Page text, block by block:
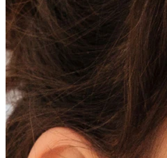
Nänni
Selaa lävistykset mukaan
Piercings